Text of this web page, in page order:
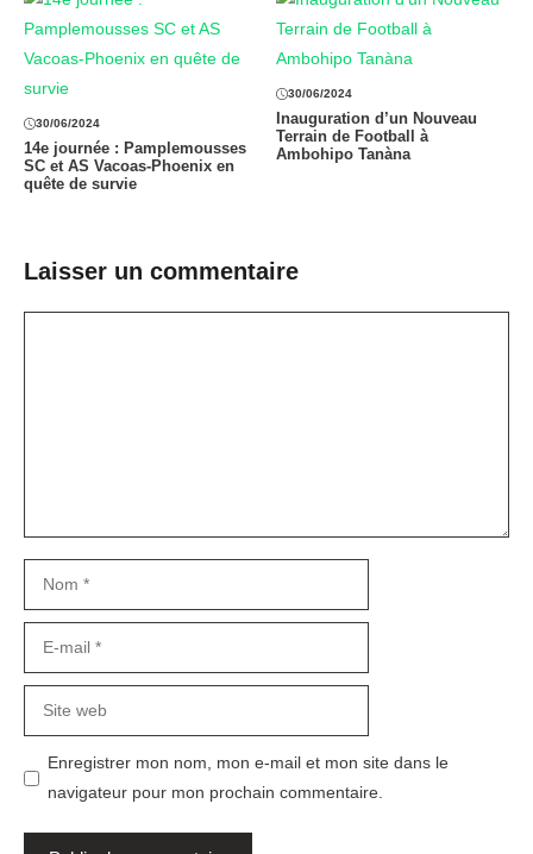
30/06/2024
14e journée : Pamplemousses
SC et AS Vacoas-Phoenix en
quête de survie
30/06/2024
Inauguration d’un Nouveau
Terrain de Football à
Ambohipo Tanàna
Laisser un commentaire
Enregistrer mon nom, mon e-mail et mon site dans le
navigateur pour mon prochain commentaire.